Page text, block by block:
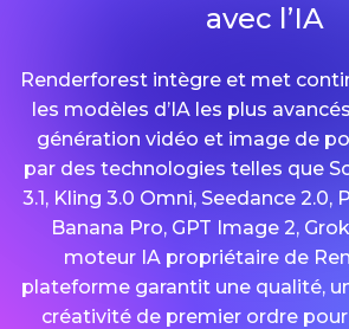
avec l’IA
Renderforest intègre et met
les modèles d’IA les plus
génération vidéo et image de
par des technologies telles que
3.1, Kling 3.0 Omni, Seedance 2.0,
Banana Pro, GPT Image 2,
moteur IA propriétaire de
plateforme garantit une qualité,
créativité de premier ordre